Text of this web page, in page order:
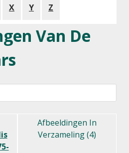
X Y Z
Van De
Afbeeldingen In
Verzameling (4)